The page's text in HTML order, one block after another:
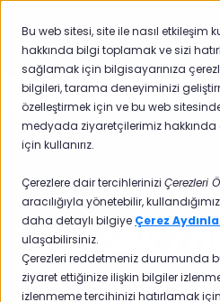
Bu web sitesi, site ile nasıl etkileşim
hakkında bilgi toplamak ve sizi
sağlamak için bilgisayarınıza
bilgileri, tarama deneyiminizi
özelleştirmek için ve bu web
medyada ziyaretçilerimiz
için kullanırız.
Çerezlere dair tercihlerinizi Çerezleri
aracılığıyla yönetebilir,
daha detaylı bilgiye Çerez
ulaşabilirsiniz.
Çerezleri reddetmeniz durumunda
ziyaret ettiğinize ilişkin bilgiler
izlenmeme tercihinizi hatırlamak
Pisano 03.Eyl.2020 12:46:38
Gerçek
Müşteri